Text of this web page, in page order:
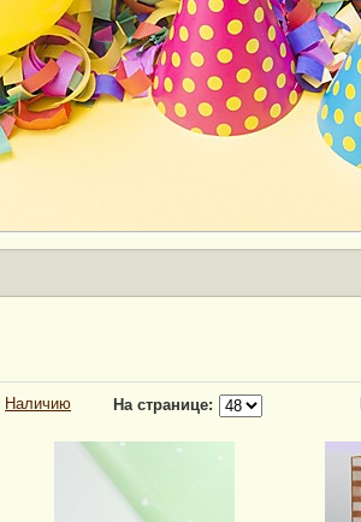
Наличию На странице: